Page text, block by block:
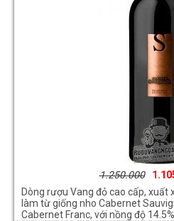
1.250.000
Dòng rượu Vang đỏ cao cấp,
làm từ giống nho Cabernet
Cabernet Franc, với nồng độ 14.5%